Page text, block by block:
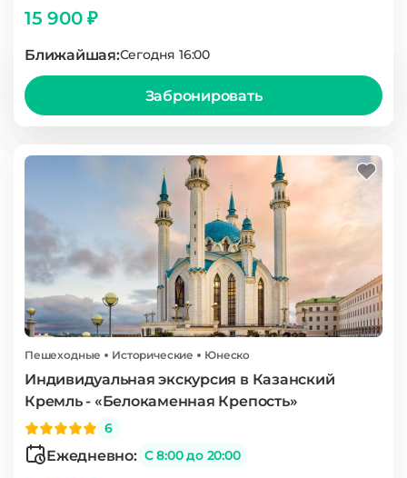
15 900 ₽
Ближайшая:Сегодня 16:00
Забронировать
Пешеходные Исторические Юнеско
Индивидуальная экскурсия в Казанский
Кремль - «Белокаменная Крепость»
6
Ежедневно: С 8:00 до 20:00